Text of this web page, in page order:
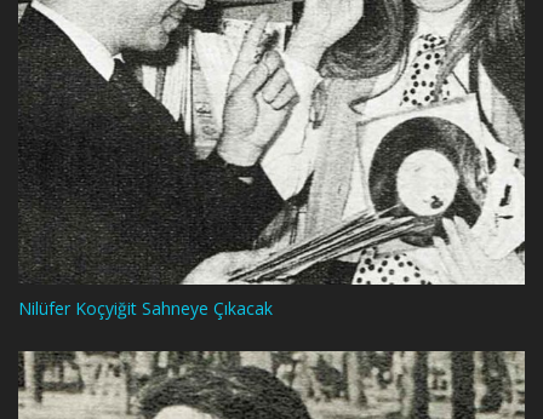
Nilüfer Koçyiğit Sahneye Çıkacak